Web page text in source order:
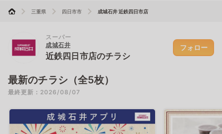
三重県 四日市市 成城石井 近鉄四日市店
スーパー
成城石井
近鉄四日市店のチラシ
フォロー
最新のチラシ（全5枚）
最終更新：2026/08/07